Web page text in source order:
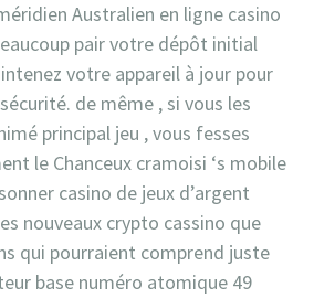
Australien en ligne casino
pair votre dépôt initial
votre appareil à jour pour
de même , si vous les
principal jeu , vous fesses
le Chanceux cramoisi ‘s mobile
casino de jeux d’argent
nouveaux crypto cassino que
qui pourraient comprend juste
base numéro atomique 49